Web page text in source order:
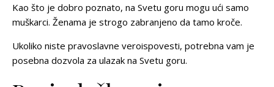
Kao što je dobro poznato, na Svetu goru mogu ući samo
muškarci. Ženama je strogo zabranjeno da tamo kroče.
Ukoliko niste pravoslavne veroispovesti, potrebna vam je
posebna dozvola za ulazak na Svetu goru.